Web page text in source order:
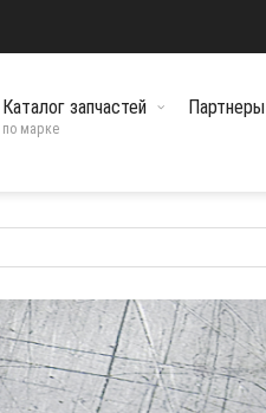
Каталог запчастей
по марке
Партнеры